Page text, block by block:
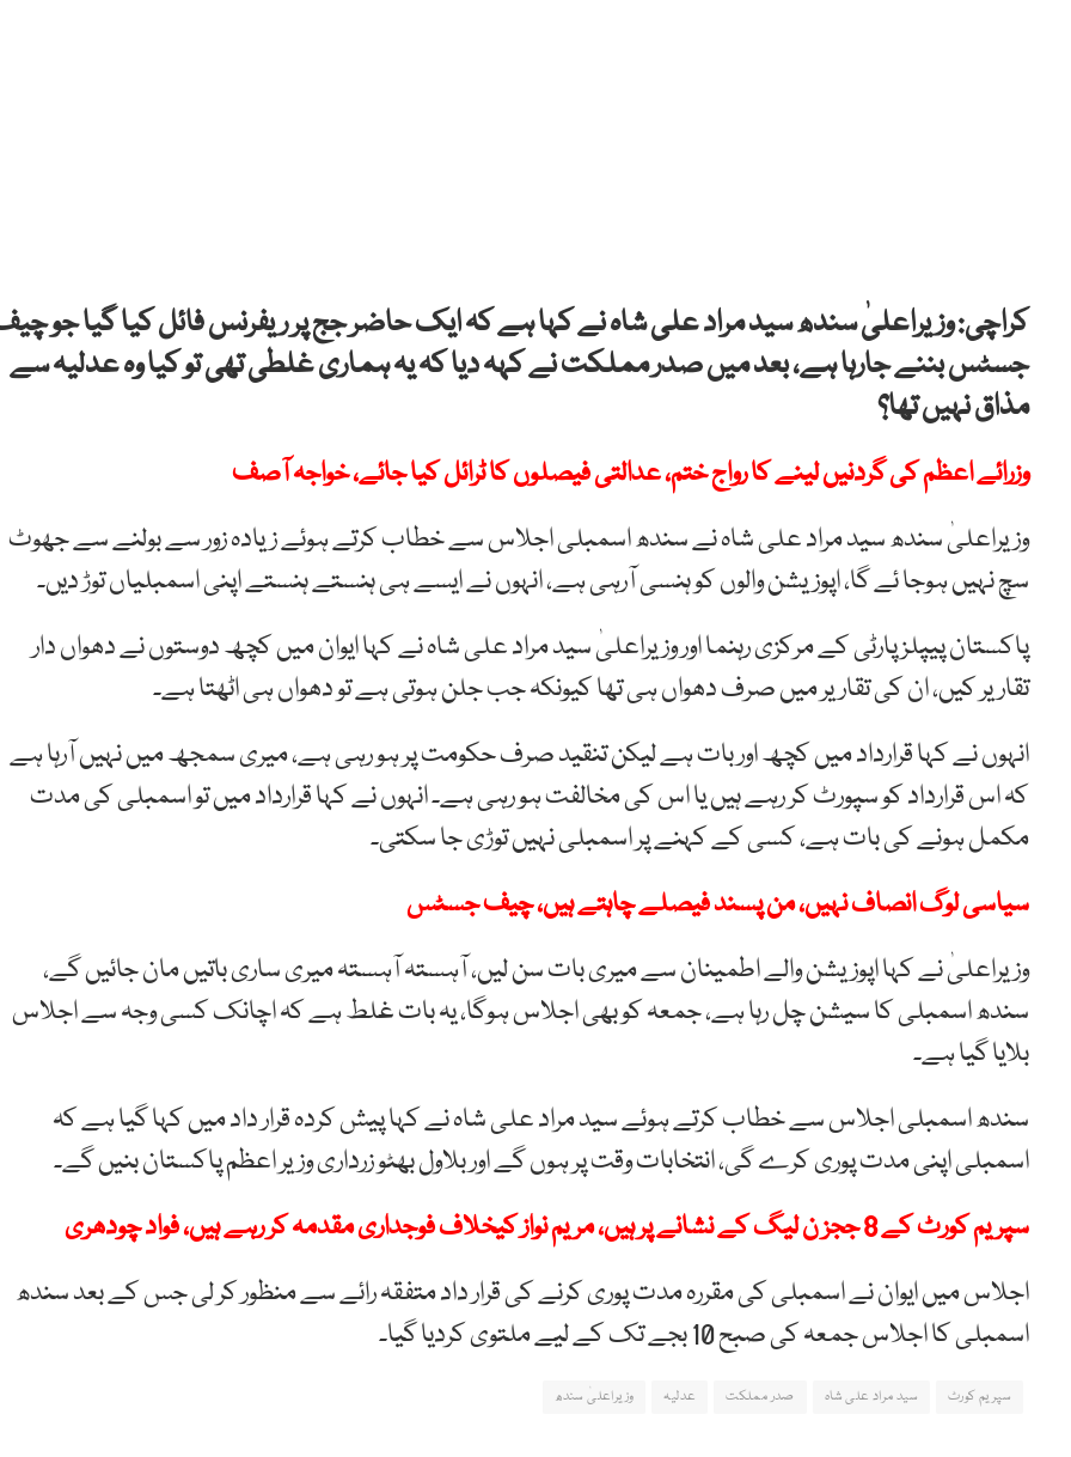
کراچی: وزیراعلیٰ سندھ سید مراد علی شاہ نے کہا ہے کہ ایک حاضر جج پر ریفرنس فائل کیا گیا جو
جسٹس بننے جارہا ہے، بعد میں صدر مملکت نے کہہ دیا کہ یہ ہماری غلطی تھی تو کیا وہ عدلیہ سے
مذاق نہیں تھا؟
وزرائے اعظم کی گردنیں لینے کا رواج ختم، عدالتی فیصلوں کا ٹرائل کیا جائے، خواجہ آصف
وزیراعلیٰ سندھ سید مراد علی شاہ نے سندھ اسمبلی اجلاس سے خطاب کرتے ہوئے زیادہ زور سے بولنے سے جھوٹ
سچ نہیں ہوجا ئے گا، اپوزیشن والوں کو ہنسی آرہی ہے، انہوں نے ایسے ہی ہنستے ہنستے اپنی اسمبلیاں توڑ دیں۔
پاکستان پیپلزپارٹی کے مرکزی رہنما اور وزیراعلیٰ سید مراد علی شاہ نے کہا ایوان میں کچھ دوستوں نے دھواں دار
تقاریر کیں، ان کی تقاریر میں صرف دھواں ہی تھا کیونکہ جب جلن ہوتی ہے تو دھواں ہی اٹھتا ہے۔
انہوں نے کہا قرارداد میں کچھ اور بات ہے لیکن تنقید صرف حکومت پر ہو رہی ہے، میری سمجھ میں نہیں آرہا ہے
کہ اس قرارداد کو سپورٹ کر رہے ہیں یا اس کی مخالفت ہو رہی ہے۔ انہوں نے کہا قرارداد میں تو اسمبلی کی مدت
مکمل ہونے کی بات ہے، کسی کے کہنے پر اسمبلی نہیں توڑی جا سکتی۔
سیاسی لوگ انصاف نہیں، من پسند فیصلے چاہتے ہیں، چیف جسٹس
وزیراعلیٰ نے کہا اپوزیشن والے اطمینان سے میری بات سن لیں، آہستہ آہستہ میری ساری باتیں مان جائیں گے،
سندھ اسمبلی کا سیشن چل رہا ہے، جمعہ کو بھی اجلاس ہوگا، یہ بات غلط ہے کہ اچانک کسی وجہ سے اجلاس
بلایا گیا ہے۔
سندھ اسمبلی اجلاس سے خطاب کرتے ہوئے سید مراد علی شاہ نے کہا پیش کردہ قرار داد میں کہا گیا ہے کہ
اسمبلی اپنی مدت پوری کرے گی، انتخابات وقت پر ہوں گے اور بلاول بھٹو زرداری وزیر اعظم پاکستان بنیں گے۔
سپریم کورٹ کے 8 ججز ن لیگ کے نشانے پر ہیں، مریم نواز کیخلاف فوجداری مقدمہ کر رہے ہیں، فواد چودھری
اجلاس میں ایوان نے اسمبلی کی مقررہ مدت پوری کرنے کی قرار داد متفقہ رائے سے منظور کر لی جس کے بعد سندھ
اسمبلی کا اجلاس جمعہ کی صبح 10 بجے تک کے لیے ملتوی کردیا گیا۔
سپریم کورٹ سید مراد علی شاہ صدر مملکت عدلیہ وزیراعلیٰ سندھ